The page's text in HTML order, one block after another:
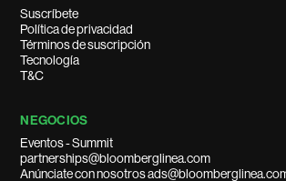
Suscríbete
Política de privacidad
Términos de suscripción
Tecnología
T&C
NEGOCIOS
Eventos - Summit
partnerships@bloomberglinea.com
Anúnciate con nosotros